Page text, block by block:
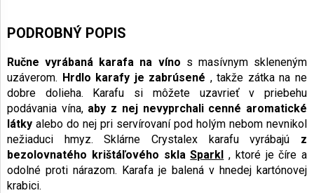
PODROBNÝ POPIS
Ručne vyrábaná karafa na víno s masívnym skleneným
uzáverom. Hrdlo karafy je zabrúsené , takže zátka na ne
dobre dolieha. Karafu si môžete uzavrieť v priebehu
podávania vína, aby z nej nevyprchali cenné aromatické
látky alebo do nej pri servírovaní pod holým nebom nevnikol
nežiaduci hmyz. Sklárne Crystalex karafu vyrábajú z
bezolovnatého krištáľového sklaSparkl , ktoré je číre a
odolné proti nárazom. Karafa je balená v hnedej kartónovej
krabici.